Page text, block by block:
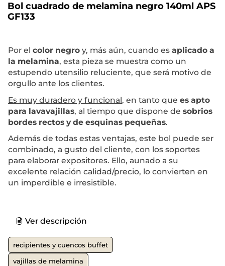
Bol cuadrado de melamina negro 140ml APS
GF133
Por el color negro y, más aún, cuando es aplicado a
la melamina, esta pieza se muestra como un
estupendo utensilio reluciente, que será motivo de
orgullo ante los clientes.
Es muy duradero y funcional, en tanto que es apto
para lavavajillas, al tiempo que dispone de sobrios
bordes rectos y de esquinas pequeñas.
Además de todas estas ventajas, este bol puede ser
combinado, a gusto del cliente, con los soportes
para elaborar expositores. Ello, aunado a su
excelente relación calidad/precio, lo convierten en
un imperdible e irresistible.
Ver descripción
recipientes y cuencos buffet
vajillas de melamina